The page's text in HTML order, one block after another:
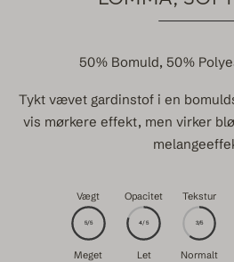
50% Bomuld, 50%
Tykt vævet gardinstof i en
vis mørkere effekt, men virker
Vægt
5/5
Meget
Opacitet
4/5
Let
Tekstur
3/5
Normalt